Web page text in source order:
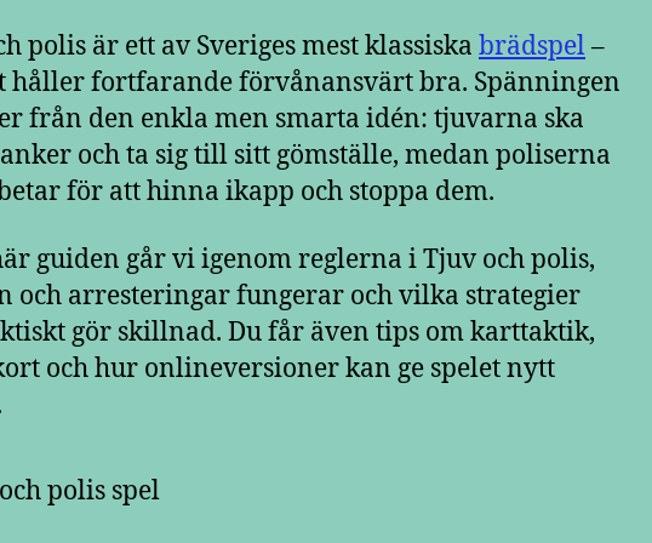
polis är ett av Sveriges mest klassiska brädspel–
håller fortfarande förvånansvärt bra. Spänningen
från den enkla men smarta idén: tjuvarna ska
och ta sig till sitt gömställe, medan poliserna
för att hinna ikapp och stoppa dem.
guiden går vi igenom reglerna i Tjuv och polis,
och arresteringar fungerar och vilka strategier
gör skillnad. Du får även tips om karttaktik,
och hur onlineversioner kan ge spelet nytt